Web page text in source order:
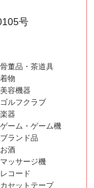
号
骨董品・茶道具
着物
美容機器
ゴルフクラブ
楽器
ゲーム・ゲーム機
ブランド品
お酒
マッサージ機
レコード
カセットテープ